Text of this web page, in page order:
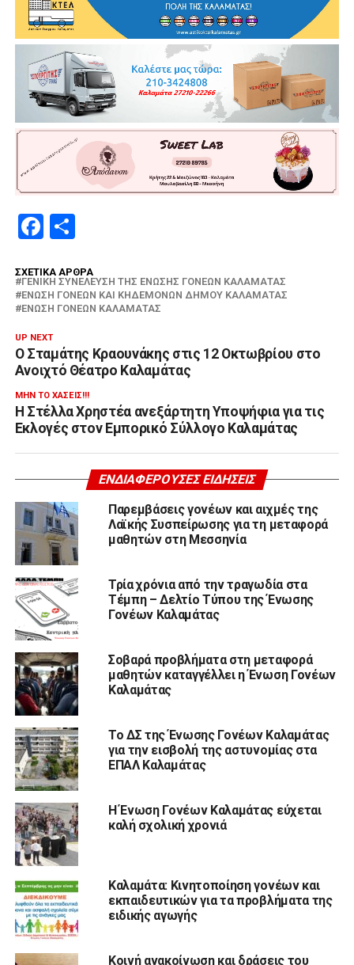
Facebook
ΣΧΕΤΙΚΆ ΆΡΘΡΑ
ΓΕΝΙΚΉ ΣΥΝΈΛΕΥΣΗ ΤΗΣ ΈΝΩΣΗΣ ΓΟΝΈΩΝ ΚΑΛΑΜΆΤΑΣ
ΈΝΩΣΗ ΓΟΝΈΩΝ ΚΑΙ ΚΗΔΕΜΌΝΩΝ ΔΉΜΟΥ ΚΑΛΑΜΆΤΑΣ
ΈΝΩΣΗ ΓΟΝΈΩΝ ΚΑΛΑΜΆΤΑΣ
UP NEXT
Ο Σταμάτης Κραουνάκης στις 12 Οκτωβρίου στο
Ανοιχτό Θέατρο Καλαμάτας
ΜΗΝ ΤΟ ΧΆΣΕΙΣ!!!
Η Στέλλα Χρηστέα ανεξάρτητη Υποψήφια για τις
Εκλογές στον Εμπορικό Σύλλογο Καλαμάτας
ΕΝΔΙΑΦΈΡΟΥΣΕΣ ΕΙΔΉΣΕΙΣ
Παρεμβάσεις γονέων και αιχμές της
Λαϊκής Συσπείρωσης για τη μεταφορά
μαθητών στη Μεσσηνία
Τρία χρόνια από την τραγωδία στα
Τέμπη – Δελτίο Τύπου της Ένωσης
Γονέων Καλαμάτας
Σοβαρά προβλήματα στη μεταφορά
μαθητών καταγγέλλει η Ένωση Γονέων
Καλαμάτας
Το ΔΣ της Ένωσης Γονέων Καλαμάτας
για την εισβολή της αστυνομίας στα
ΕΠΑΛ Καλαμάτας
Η Ένωση Γονέων Καλαμάτας εύχεται
καλή σχολική χρονιά
Καλαμάτα: Κινητοποίηση γονέων και
εκπαιδευτικών για τα προβλήματα της
ειδικής αγωγής
Κοινή ανακοίνωση και δράσεις του